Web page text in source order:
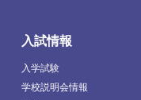
入試情報
入学試験
学校説明会情報